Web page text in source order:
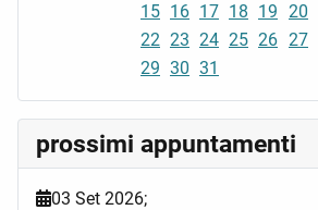
15 16 17 18 19 20
22 23 24 25 26 27
29 30 31
prossimi appuntamenti
03 Set 2026;